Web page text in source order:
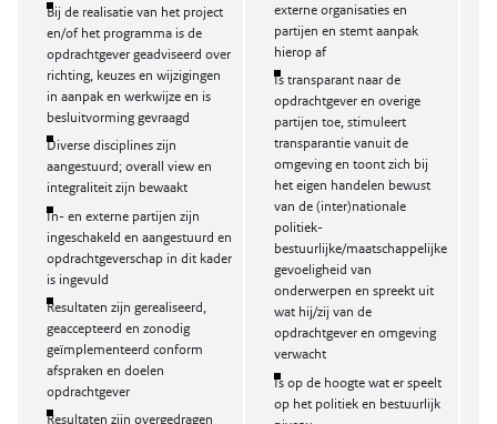
Bij de realisatie van het project
en/of het programma is de
opdrachtgever geadviseerd over
richting, keuzes en wijzigingen
in aanpak en werkwijze en is
besluitvorming gevraagd
Diverse disciplines zijn
aangestuurd; overall view en
integraliteit zijn bewaakt
In- en externe partijen zijn
ingeschakeld en aangestuurd en
opdrachtgeverschap in dit kader
is ingevuld
Resultaten zijn gerealiseerd,
geaccepteerd en zonodig
geïmplementeerd conform
afspraken en doelen
opdrachtgever
Resultaten zijn overgedragen
externe organisaties en
partijen en stemt aanpak
hierop af
Is transparant naar de
opdrachtgever en overige
partijen toe, stimuleert
transparantie vanuit de
omgeving en toont zich bij
het eigen handelen bewust
van de (inter)nationale
politiek-
bestuurlijke/maatschappelijke
gevoeligheid van
onderwerpen en spreekt uit
wat hij/zij van de
opdrachtgever en omgeving
verwacht
Is op de hoogte wat er speelt
op het politiek en bestuurlijk